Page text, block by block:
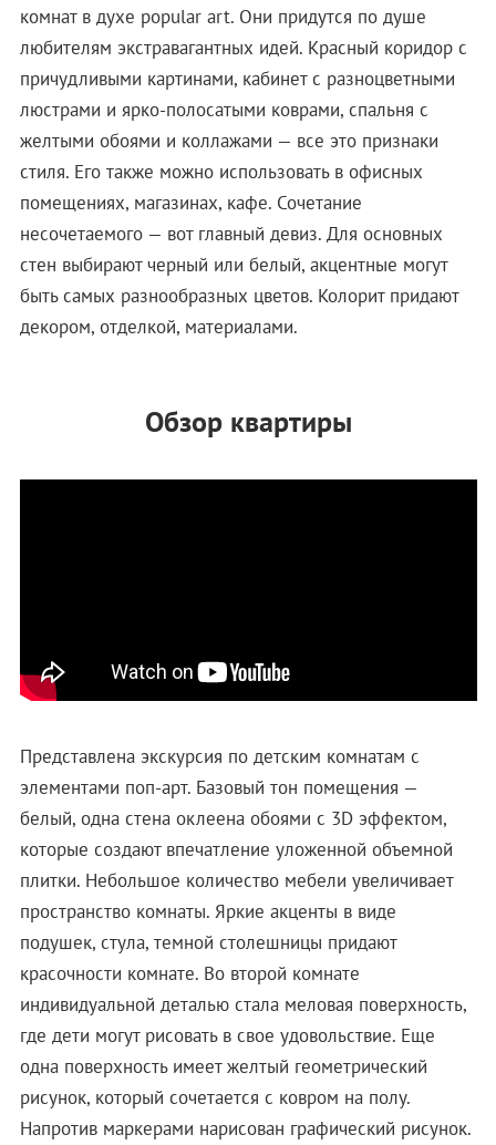
комнат в духе popular art. Они придутся по душе
любителям экстравагантных идей. Красный коридор с
причудливыми картинами, кабинет с разноцветными
люстрами и ярко-полосатыми коврами, спальня с
желтыми обоями и коллажами — все это признаки
стиля. Его также можно использовать в офисных
помещениях, магазинах, кафе. Сочетание
несочетаемого — вот главный девиз. Для основных
стен выбирают черный или белый, акцентные могут
быть самых разнообразных цветов. Колорит придают
декором, отделкой, материалами.
Обзор квартиры
Представлена экскурсия по детским комнатам с
элементами поп-арт. Базовый тон помещения —
белый, одна стена оклеена обоями с 3D эффектом,
которые создают впечатление уложенной объемной
плитки. Небольшое количество мебели увеличивает
пространство комнаты. Яркие акценты в виде
подушек, стула, темной столешницы придают
красочности комнате. Во второй комнате
индивидуальной деталью стала меловая поверхность,
где дети могут рисовать в свое удовольствие. Еще
одна поверхность имеет желтый геометрический
рисунок, который сочетается с ковром на полу.
Напротив маркерами нарисован графический рисунок.